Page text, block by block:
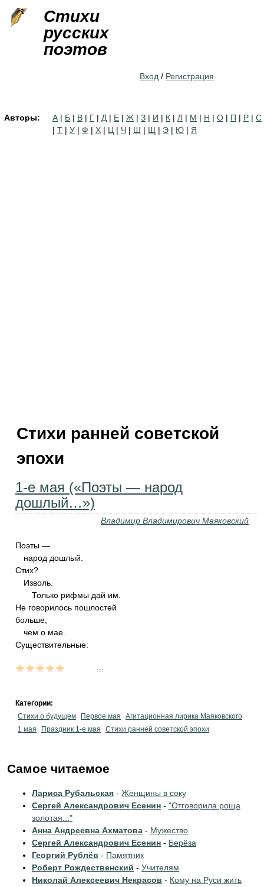
Стихи
русских
поэтов
Вход / Регистрация
Авторы: А | Б | В | Г | Д | Е | Ж | З | И | К | Л | М | Н | О | П | Р | С
| Т | У | Ф | Х | Ц | Ч | Ш | Щ | Э | Ю | Я
Стихи ранней советской
эпохи
1-е мая («Поэты — народ
дошлый…»)
Владимир Владимирович Маяковский
Поэты —
народ дошлый.
Стих?
Изволь.
Только рифмы дай им.
Не говорилось пошлостей
больше,
чем о мае.
Существительные:
Категории:
Стихи о будущем
Первое мая
Агитационная лирика Маяковского
1 мая
Праздник 1-е мая Стихи ранней советской эпохи
Самое читаемое
Лариса Рубальская - Женщины в соку
Сергей Александрович Есенин - "Отговорила роща
золотая..."
Анна Андреевна Ахматова - Мужество
Сергей Александрович Есенин - Берёза
Георгий Рублёв - Памятник
Роберт Рождественский - Учителям
Николай Алексеевич Некрасов - Кому на Руси жить